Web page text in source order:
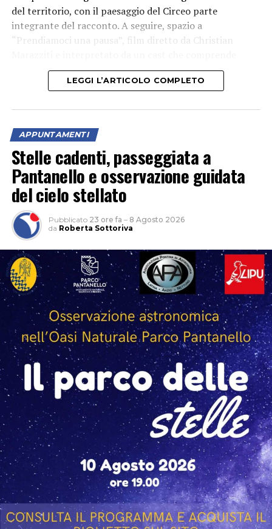
del territorio, con il paesaggio del Circeo parte
integrante del racconto. A seguire, spazio a
“Prendiamoci una pausa”, film diretto da Christian
Marco Giallini, Claudia Gerini, Fabio Volo, Ilenia
Pastorelli e Paolo Calabresi.
Ospiti della serata il regista Christian Marazziti e Marco
Giallini, che hanno incontrato il pubblico al termine
della proiezione, raccontando la realizzazione del film e
condividendo aneddoti ed esperienze legate al set e al
loro lavoro nel cinema. Tra gli ospiti presenti anche il
regista Paolo Genovese, già protagonista della serata
inaugurale della rassegna.
LEGGI L’ARTICOLO COMPLETO
APPUNTAMENTI
Stelle cadenti, passeggiata a
Pantanello e osservazione guidata
del cielo stellato
Pubblicato 23 ore fa – 8 Agosto 2026
da Roberta Sottoriva